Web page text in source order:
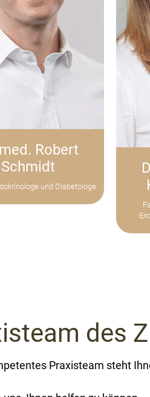
Robert
Schmidt
und Diabetologe
des
Praxisteam steht